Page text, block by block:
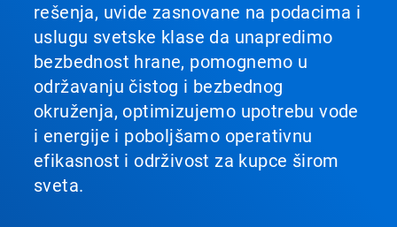
rešenja, uvide zasnovane na podacima i
uslugu svetske klase da unapredimo
bezbednost hrane, pomognemo u
održavanju čistog i bezbednog
okruženja, optimizujemo upotrebu vode
i energije i poboljšamo operativnu
efikasnost i održivost za kupce širom
sveta.